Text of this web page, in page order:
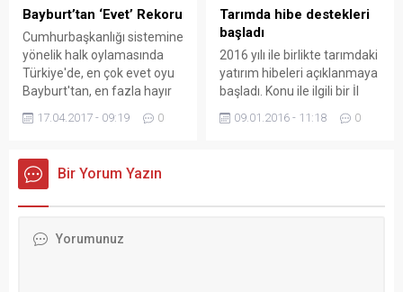
Federasyon Başkanı
Dağları’ndan doğan ve
dünyanın en hızlı akan
nehirleri arasında yer alan
Çoruh...
uçuruma düşen AA
Muhabiri Abdulkadir
Nişancı’nın vefatının
üzerinden bir yıl geçti.
Arama kurtarma
gününde cansız...
Bayburt’tan ‘Evet’ Rekoru
Cumhurbaşkanlığı sistemine
yönelik halk oylamasında
Türkiye'de, en çok evet oyu
Bayburt'tan, en fazla hayır
17.04.2017 - 09:19 0
Tarımda hibe destekleri
başladı
2016 yılı ile birlikte tarımdaki
yatırım hibeleri açıklanmaya
başladı. Konu ile ilgili bir İl
Müdürü Abdulkadir
09.01.2016 - 11:18 0
Bir Yorum Yazın